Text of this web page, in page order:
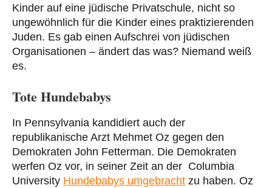
Kinder auf eine jüdische Privatschule, nicht so
ungewöhnlich für die Kinder eines praktizierenden
Juden. Es gab einen Aufschrei von jüdischen
Organisationen – ändert das was? Niemand weiß
es.
Tote Hundebabys
In Pennsylvania kandidiert auch der
republikanische Arzt Mehmet Oz gegen den
Demokraten John Fetterman. Die Demokraten
werfen Oz vor, in seiner Zeit an der Columbia
University Hundebabys umgebracht zu haben. Oz